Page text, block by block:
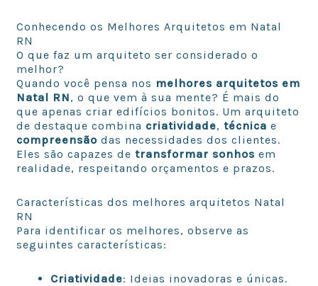
Conhecendo os Melhores Arquitetos em Natal
RN
O que faz um arquiteto ser considerado o
melhor?
Quando você pensa nos melhores arquitetos em
Natal RN, o que vem à sua mente? É mais do
que apenas criar edifícios bonitos. Um arquiteto
de destaque combina criatividade,técnica e
compreensão das necessidades dos clientes.
Eles são capazes detransformar sonhos em
realidade, respeitando orçamentos e prazos.
Características dos melhores arquitetos Natal
RN
Para identificar os melhores, observe as
seguintes características:
Criatividade: Ideias inovadoras e únicas.